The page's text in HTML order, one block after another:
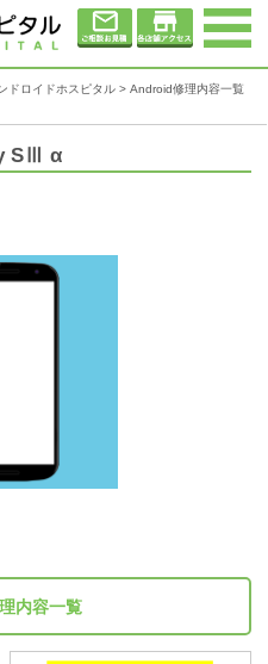
ドロイドホスピタル > Android修理内容一覧
SⅢ α
内容一覧